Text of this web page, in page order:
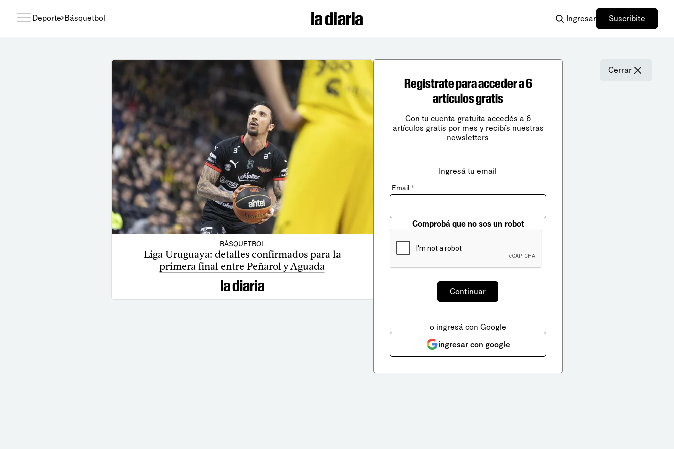
Deporte Básquetbol Ingresar Suscribite
BÁSQUETBOL
Liga Uruguaya: detalles confirmados para la
primera final entre Peñarol y Aguada
Cerrar
Registrate para acceder a 6
artículos gratis
Con tu cuenta gratuita accedés a 6
artículos gratis por mes y recibís nuestras
newsletters
Ingresá tu email
Email *
Comprobá que no sos un robot
o ingresá con Google
ingresar con google